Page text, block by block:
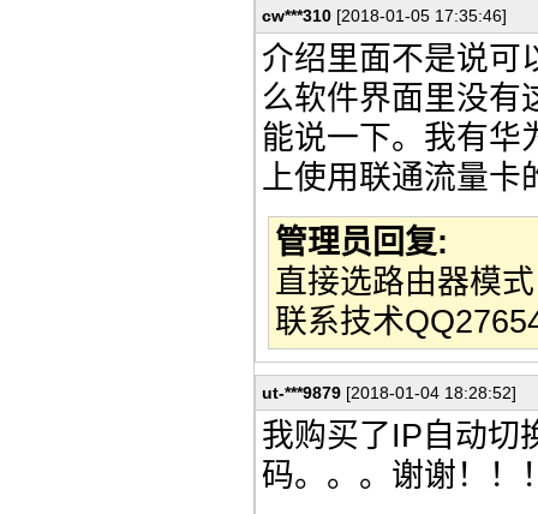
cw***310 [2018-01-05 17:35:46]
介绍里面不是说可
么软件界面里没有
能说一下。我有华
上使用联通流量卡
管理员回复:
直接选路由器模
联系技术
ut-***9879 [2018-01-04 18:28:52]
我购买了IP自动切
码。。。谢谢！！